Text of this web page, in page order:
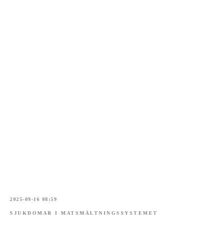
2025-09-16 08:59
SJUKDOMAR I MATSMÄLTNINGSSYSTEMET